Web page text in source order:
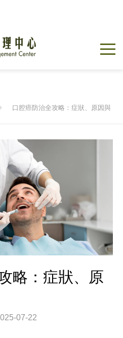
口腔癌防治全攻略：症狀、原因與
略：症狀、原
07-22